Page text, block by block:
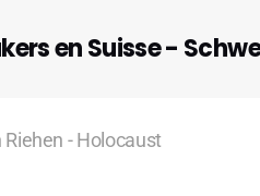
en Suisse -
- Holocaust